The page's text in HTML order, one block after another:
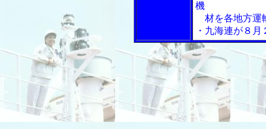
機
材を各地方運
・九海連が８